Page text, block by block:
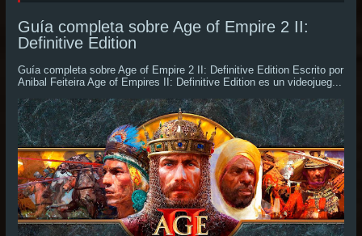
Guía completa sobre Age of Empire 2 II:
Definitive Edition
Guía completa sobre Age of Empire 2 II: Definitive Edition Escrito por
Anibal Feiteira Age of Empires II: Definitive Edition es un videojueg...